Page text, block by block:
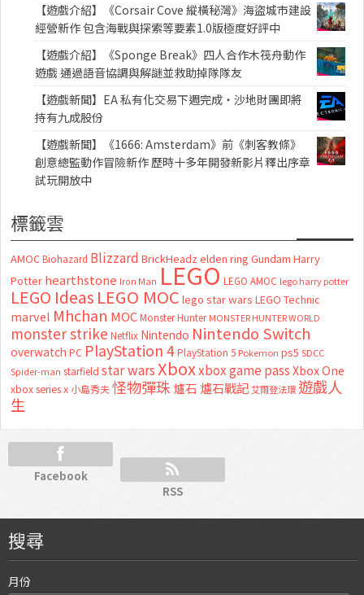
【遊戲介紹】《Corsair Cove 縱橫秘灣》海盜城市建設
經營新作 包含海戰與探索等要素1.0版極度好評中
【遊戲介紹】《Sponge Break》四人合作木筏舟動作
遊戲 通過語音協調與解謎並救助掉隊隊友
【遊戲新聞】EA 私有化交易下週完成・沙地財團即將
持有九成股份
【遊戲新聞】《1666: Amsterdam》前《刺客教條》
創意總監動作冒險新作 歷時十多年開發新影片釋出序章
試玩開放中
標籤雲
AMOC Biohazard Blizzard BrickHeadz elden ring Gundam Harry
Potter hearthstone Iron Man LEGO LEGO AMOC lego harry potter
LEGO Ideas LEGO MOC lego star wars LEGO Technic
marvel Mhchan MOC Monster Hunter MONSTER HUNTER WORLD
monster strike Netflix Nintendo Nintendo Switch
overwatch PC PlayStation 4 PlayStation 5 Pokemon ps5 SDCC
Spider-man starfield star wars Xboxxbox game passXbox One
xbox series x 小島秀夫怪物彈珠 爐石 爐石戰記艾爾登法環 遊戲人
生
Facebook
RSS
搜尋
月份